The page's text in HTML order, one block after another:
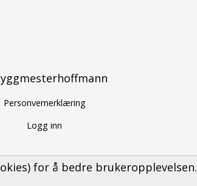
for å bedre brukeropplevelsen.
Personvernerklæring
Logg inn